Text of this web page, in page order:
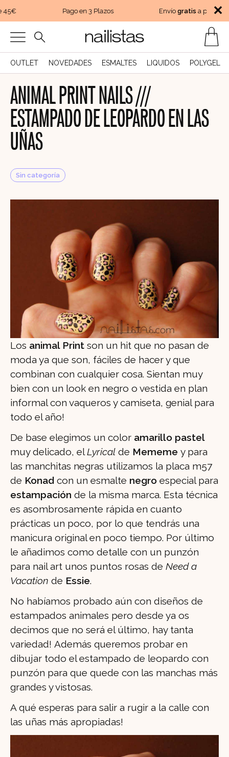
Pago en 3 Plazos Envíogratisa partir de
✕
OUTLET NOVEDADES ESMALTES LIQUIDOS POLYGEL
ANIMAL PRINT NAILS ///
ESTAMPADO DE LEOPARDO EN LAS
UÑAS
Sin categoría
Los animal Print son un hit que no pasan de
moda ya que son, fáciles de hacer y que
combinan con cualquier cosa. Sientan muy
bien con un look en negro o vestida en plan
informal con vaqueros y camiseta, genial para
todo el año!
De base elegimos un color amarillo pastel
muy delicado, elLyrical de Mememe y para
las manchitas negras utilizamos la placa m57
de Konad con un esmalte negro especial para
estampación de la misma marca. Esta técnica
es asombrosamente rápida en cuanto
prácticas un poco, por lo que tendrás una
manicura original en poco tiempo. Por último
le añadimos como detalle con un punzón
para nail art unos puntos rosas de Need a
Vacation de Essie.
No habíamos probado aún con diseños de
estampados animales pero desde ya os
decimos que no será el último, hay tanta
variedad! Además queremos probar en
dibujar todo el estampado de leopardo con
punzón para que quede con las manchas más
grandes y vistosas.
A qué esperas para salir a rugir a la calle con
las uñas más apropiadas!